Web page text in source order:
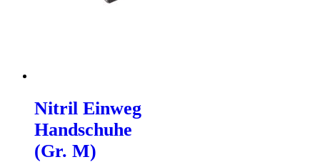
Nitril Einweg
Handschuhe
(Gr. M)